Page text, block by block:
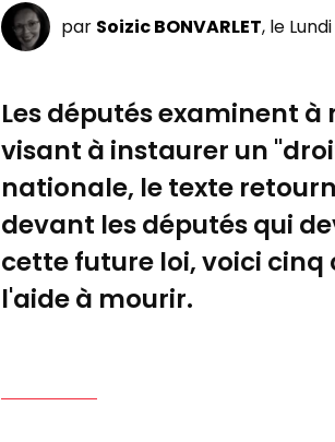
par Soizic BONVARLET, le
Les députés examinent
visant à instaurer un
nationale, le texte
devant les députés qui
cette future loi,voici cinq
l'aide à mourir.